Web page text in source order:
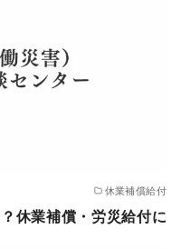
休業補償給付
休業補償・労災給付に